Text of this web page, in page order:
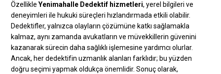
ÖzellikleYenimahalle Dedektif hizmetleri, yerel bilgileri ve
deneyimleri ile hukuki süreçleri hızlandırmada etkili olabilir.
Dedektifler, yalnızca olayların çözümüne katkı sağlamakla
kalmaz, aynı zamanda avukatların ve müvekkillerin güvenini
kazanarak sürecin daha sağlıklı işlemesine yardımcı olurlar.
Ancak, her dedektifin uzmanlık alanları farklıdır; bu yüzden
doğru seçimi yapmak oldukça önemlidir. Sonuç olarak,